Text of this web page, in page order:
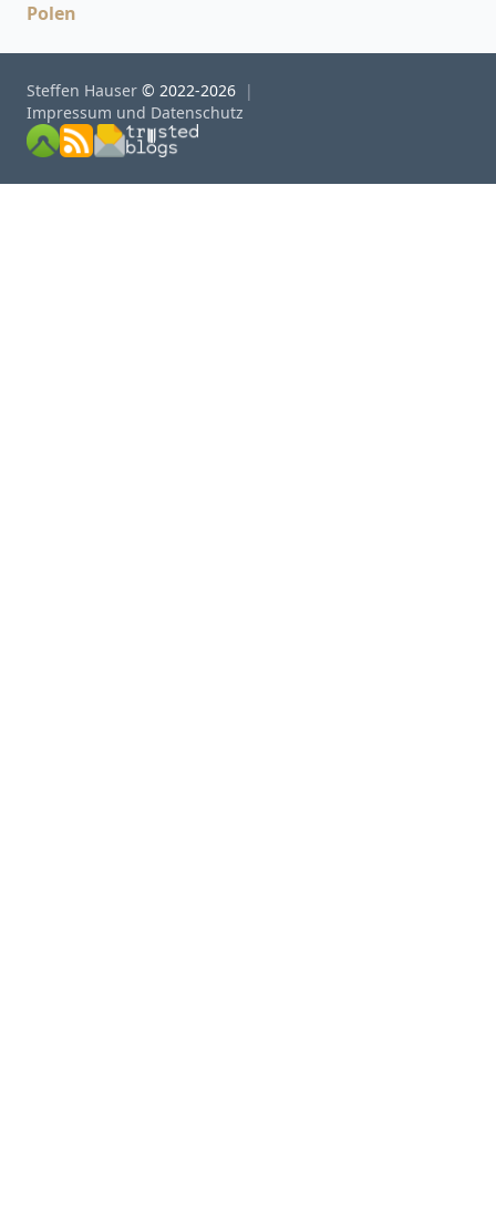
Polen
Steffen Hauser © 2022-2026
Impressum und Datenschutz